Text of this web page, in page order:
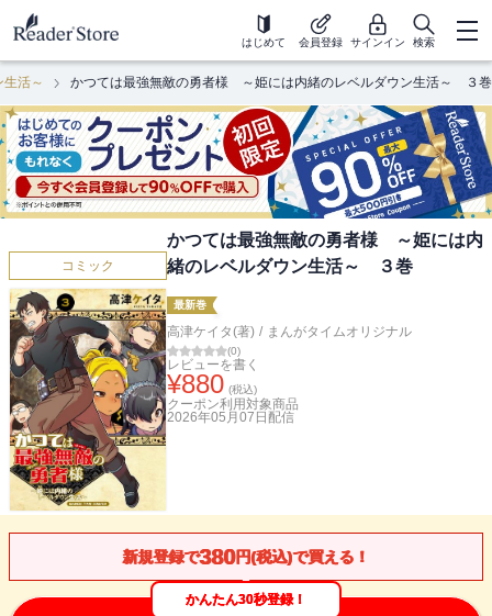
はじめて 会員登録 サインイン 検索
活～ かつては最強無敵の勇者様 ～姫には内緒のレベルダウン生活～ ３巻
コミック
かつては最強無敵の勇者様 ～姫には内
緒のレベルダウン生活～ ３巻
最新巻
高津ケイタ(著) / まんがタイムオリジナル
(0)
レビューを書く
¥880 (税込)
クーポン利用対象商品
2026年05月07日 配信
新規登録で380円(税込)で買える！
かんたん30秒登録！